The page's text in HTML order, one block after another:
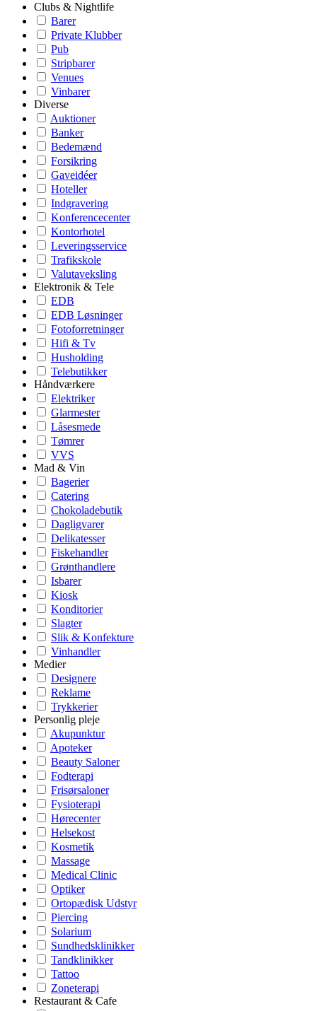
Clubs & Nightlife
Barer
Private Klubber
Pub
Stripbarer
Venues
Vinbarer
Diverse
Auktioner
Banker
Bedemænd
Forsikring
Gaveidéer
Hoteller
Indgravering
Konferencecenter
Kontorhotel
Leveringsservice
Trafikskole
Valutaveksling
Elektronik & Tele
EDB
EDB Løsninger
Fotoforretninger
Hifi & Tv
Husholding
Telebutikker
Håndværkere
Elektriker
Glarmester
Låsesmede
Tømrer
VVS
Mad & Vin
Bagerier
Catering
Chokoladebutik
Dagligvarer
Delikatesser
Fiskehandler
Grønthandlere
Isbarer
Kiosk
Konditorier
Slagter
Slik & Konfekture
Vinhandler
Medier
Designere
Reklame
Trykkerier
Personlig pleje
Akupunktur
Apoteker
Beauty Saloner
Fodterapi
Frisørsaloner
Fysioterapi
Hørecenter
Helsekost
Kosmetik
Massage
Medical Clinic
Optiker
Ortopædisk Udstyr
Piercing
Solarium
Sundhedsklinikker
Tandklinikker
Tattoo
Zoneterapi
Restaurant & Cafe